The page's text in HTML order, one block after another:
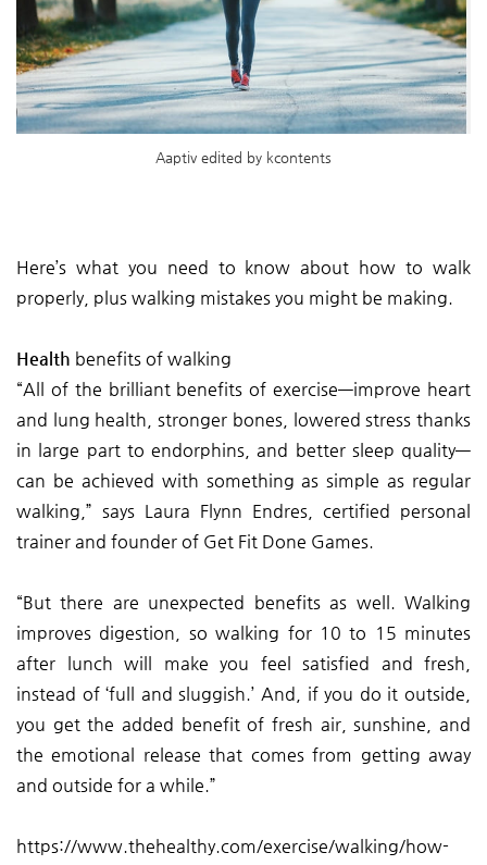
Aaptiv edited by kcontents
Here’s what you need to know about how to walk
properly, plus walking mistakes you might be making.
Health benefits of walking
“All of the brilliant benefits of exercise—improve heart
and lung health, stronger bones, lowered stress thanks
in large part to endorphins, and better sleep quality—
can be achieved with something as simple as regular
walking,” says Laura Flynn Endres, certified personal
trainer and founder of Get Fit Done Games.
“But there are unexpected benefits as well. Walking
improves digestion, so walking for 10 to 15 minutes
after lunch will make you feel satisfied and fresh,
instead of ‘full and sluggish.’ And, if you do it outside,
you get the added benefit of fresh air, sunshine, and
the emotional release that comes from getting away
and outside for a while.”
https://www.thehealthy.com/exercise/walking/how-